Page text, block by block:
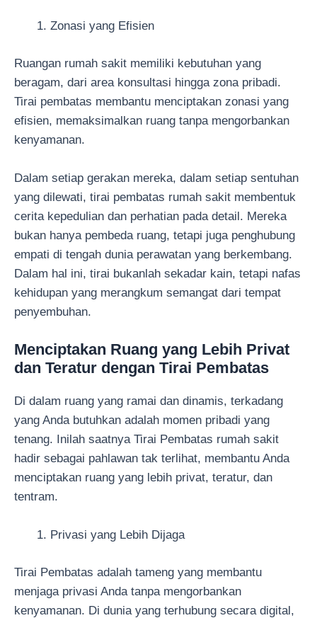
Zonasi yang Efisien
Ruangan rumah sakit memiliki kebutuhan yang
beragam, dari area konsultasi hingga zona pribadi.
Tirai pembatas membantu menciptakan zonasi yang
efisien, memaksimalkan ruang tanpa mengorbankan
kenyamanan.
Dalam setiap gerakan mereka, dalam setiap sentuhan
yang dilewati, tirai pembatas rumah sakit membentuk
cerita kepedulian dan perhatian pada detail. Mereka
bukan hanya pembeda ruang, tetapi juga penghubung
empati di tengah dunia perawatan yang berkembang.
Dalam hal ini, tirai bukanlah sekadar kain, tetapi nafas
kehidupan yang merangkum semangat dari tempat
penyembuhan.
Menciptakan Ruang yang Lebih Privat
dan Teratur dengan Tirai Pembatas
Di dalam ruang yang ramai dan dinamis, terkadang
yang Anda butuhkan adalah momen pribadi yang
tenang. Inilah saatnya Tirai Pembatas rumah sakit
hadir sebagai pahlawan tak terlihat, membantu Anda
menciptakan ruang yang lebih privat, teratur, dan
tentram.
Privasi yang Lebih Dijaga
Tirai Pembatas adalah tameng yang membantu
menjaga privasi Anda tanpa mengorbankan
kenyamanan. Di dunia yang terhubung secara digital,